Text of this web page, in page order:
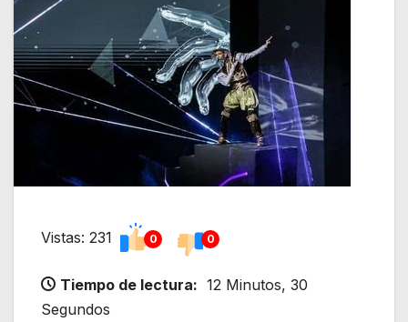
Vistas: 231 0 0
Tiempo de lectura: 12 Minutos, 30
Segundos